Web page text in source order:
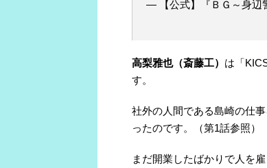
— 【公式】『ＢＧ～身辺
高梨雅也（斎藤工） は「
す。
社外の人間である島崎の仕
ったのです。（第1話参照）
まだ開業したばかりで人を